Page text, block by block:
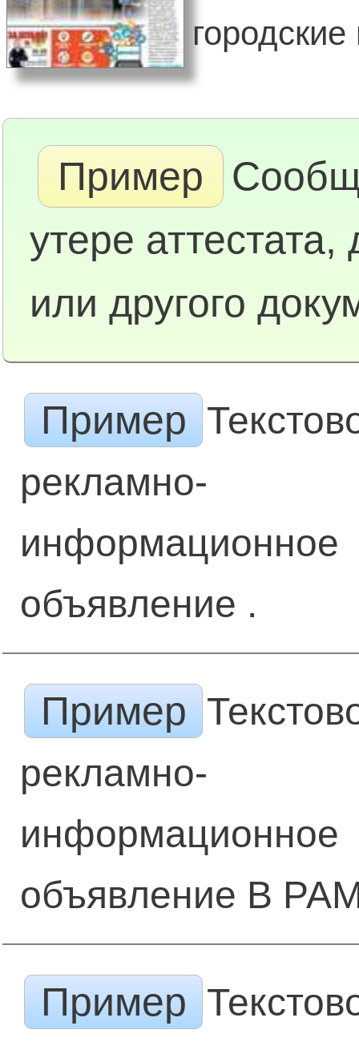
Пример
утере
или другого
Пример
рекламно-
информационное
объявление .
Пример
рекламно-
информационное
объявление В
Пример